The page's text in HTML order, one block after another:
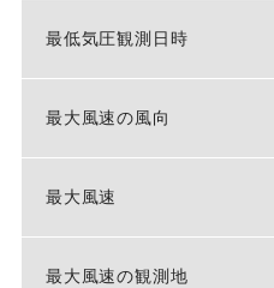
最低気圧観測日時
最大風速の風向
最大風速
最大風速の観測地